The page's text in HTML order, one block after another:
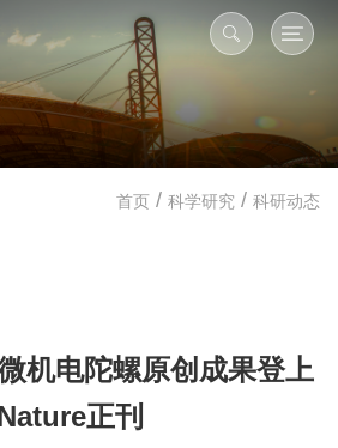
首页 / 科学研究 / 科研动态
机电陀螺原创成果登上
正刊